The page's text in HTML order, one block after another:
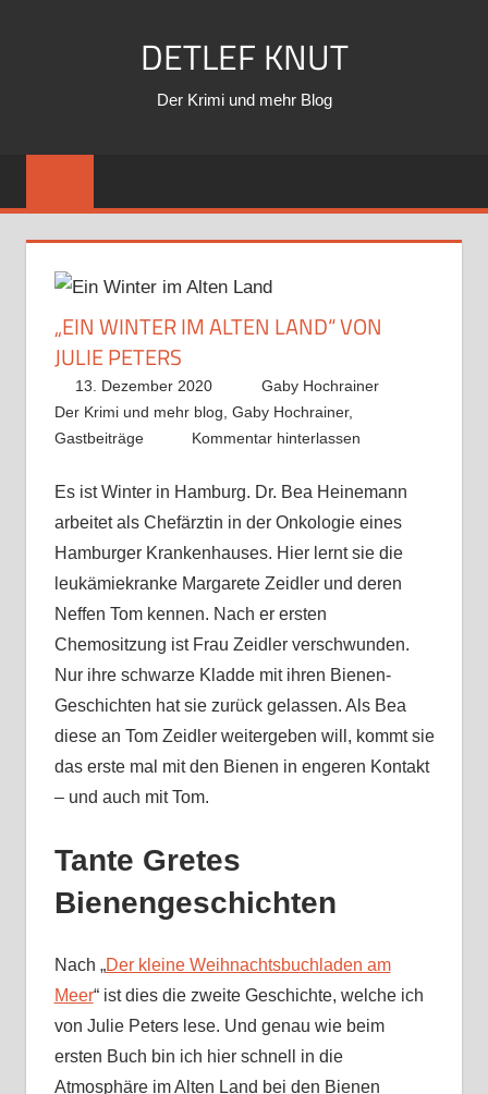
DETLEF KNUT
Der Krimi und mehr Blog
„EIN WINTER IM ALTEN LAND“ VON
JULIE PETERS
13. Dezember 2020
Gaby Hochrainer
Der Krimi und mehr blog, Gaby Hochrainer,
Gastbeiträge
Kommentar hinterlassen
Es ist Winter in Hamburg. Dr. Bea Heinemann
arbeitet als Chefärztin in der Onkologie eines
Hamburger Krankenhauses. Hier lernt sie die
leukämiekranke Margarete Zeidler und deren
Neffen Tom kennen. Nach er ersten
Chemositzung ist Frau Zeidler verschwunden.
Nur ihre schwarze Kladde mit ihren Bienen-
Geschichten hat sie zurück gelassen. Als Bea
diese an Tom Zeidler weitergeben will, kommt sie
das erste mal mit den Bienen in engeren Kontakt
– und auch mit Tom.
Tante Gretes
Bienengeschichten
Nach „Der kleine Weihnachtsbuchladen am
Meer“ ist dies die zweite Geschichte, welche ich
von Julie Peters lese. Und genau wie beim
ersten Buch bin ich hier schnell in die
Atmosphäre im Alten Land bei den Bienen